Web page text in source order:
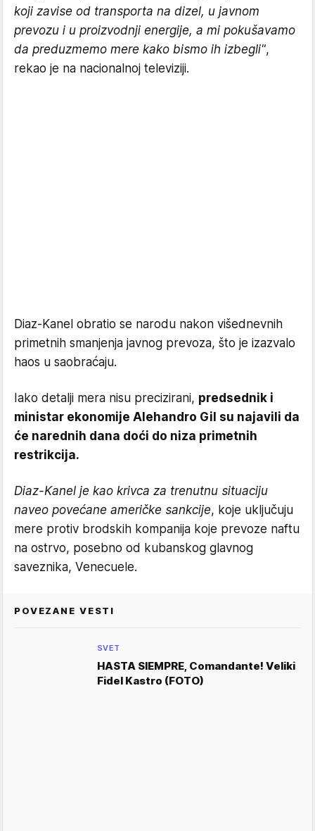
koji zavise od transporta na dizel, u javnom
prevozu i u proizvodnji energije, a mi pokušavamo
da preduzmemo mere kako bismo ih izbegli",
rekao je na nacionalnoj televiziji.
Diaz-Kanel obratio se narodu nakon višednevnih
primetnih smanjenja javnog prevoza, što je izazvalo
haos u saobraćaju.
Iako detalji mera nisu precizirani, predsednik i
ministar ekonomije Alehandro Gil su najavili da
će narednih dana doći do niza primetnih
restrikcija.
Diaz-Kanel je kao krivca za trenutnu situaciju
naveo povećane američke sankcije, koje uključuju
mere protiv brodskih kompanija koje prevoze naftu
na ostrvo, posebno od kubanskog glavnog
saveznika, Venecuele.
POVEZANE VESTI
SVET
HASTA SIEMPRE, Comandante! Veliki
Fidel Kastro (FOTO)